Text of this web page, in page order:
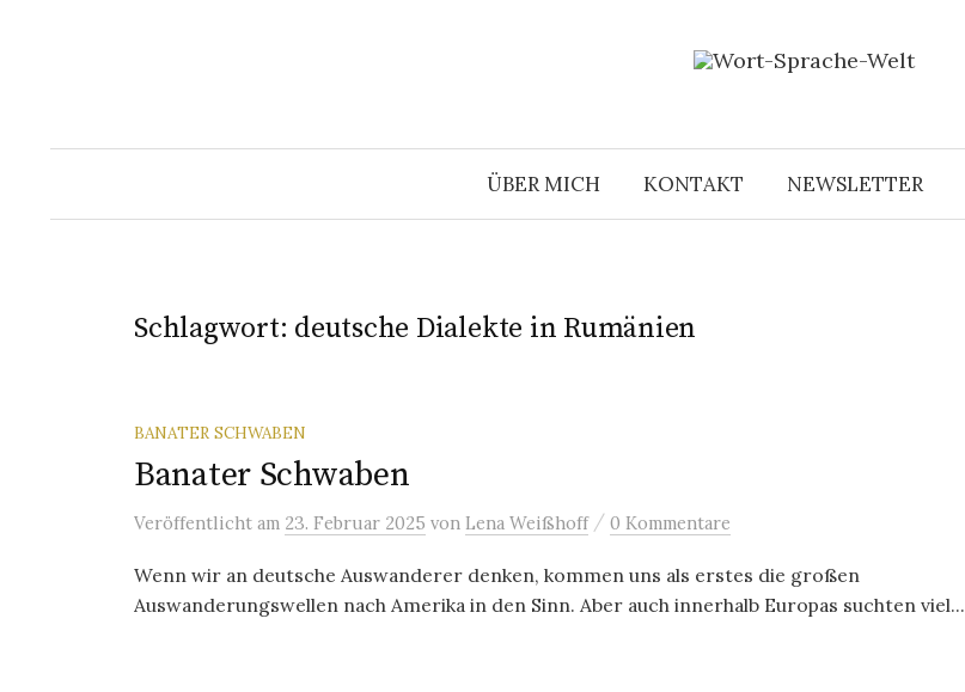
ÜBER MICH KONTAKT NEWSLETTER
Schlagwort: deutsche Dialekte in Rumänien
BANATER SCHWABEN
Banater Schwaben
Veröffentlicht am 23. Februar 2025 von Lena Weißhoff / 0 Kommentare
Wenn wir an deutsche Auswanderer denken, kommen uns als erstes die großen
Auswanderungswellen nach Amerika in den Sinn. Aber auch innerhalb Europas suchten viel...